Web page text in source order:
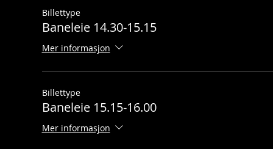
Billettype
Baneleie 14.30-15.15
Mer informasjon
Billettype
Baneleie 15.15-16.00
Mer informasjon